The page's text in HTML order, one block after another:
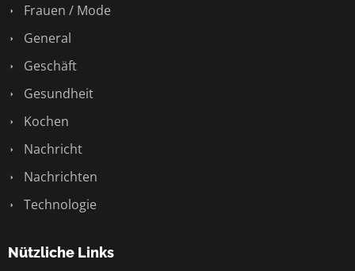
Frauen / Mode
General
Geschäft
Gesundheit
Kochen
Nachricht
Nachrichten
Technologie
Nützliche Links